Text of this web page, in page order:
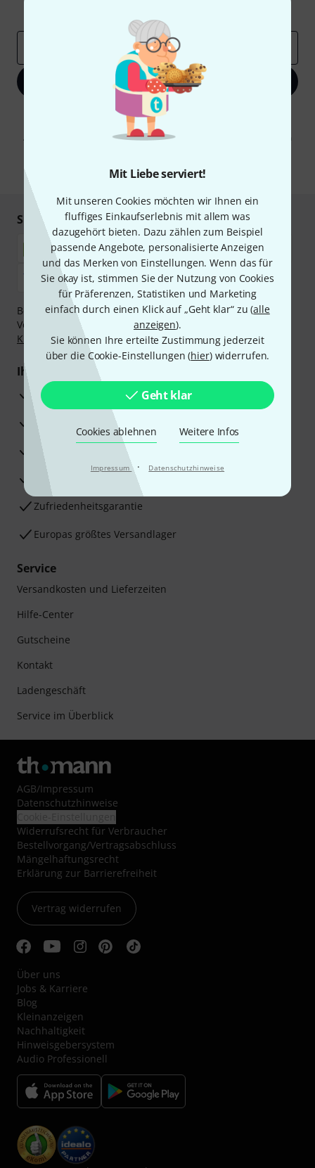
Mit Liebe serviert!
Mit unseren Cookies möchten wir Ihnen ein
fluffiges Einkaufserlebnis mit allem was
dazugehört bieten. Dazu zählen zum Beispiel
passende Angebote, personalisierte Anzeigen
und das Merken von Einstellungen. Wenn das für
Sie okay ist, stimmen Sie der Nutzung von Cookies
für Präferenzen, Statistiken und Marketing
einfach durch einen Klick auf „Geht klar“ zu (alle
anzeigen).
Sie können Ihre erteilte Zustimmung jederzeit
über die Cookie-Einstellungen (hier) widerrufen.
Geht klar
Cookies ablehnen Weitere Infos
Impressum · Datenschutzhinweise
Jetzt anmelden
Mit Klick auf „Jetzt anmelden“ stimmen Sie dem Erhalt von E-Mail-
Werbung und einer Messung des E-Mail-Nutzungsverhaltens zu. Die
Abmeldung ist jederzeit möglich. Weitere Informationen finden Sie in
* Pflichtfeld
Sicher einkaufen & bezahlen
Bezahlen Sie vertraulich und sicher per Nachnahme,
Vorkasse, PayPal, Amazon Pay,Klarna Sofort bezahlen
Klarna Ratenzahlungoder Kreditkarte.
Ihre Vorteile
3 Jahre Thomann Garantie
30 Tage Money-Back-Garantie
Beratung durch Fachexperten
Zufriedenheitsgarantie
Europas größtes Versandlager
Service
Versandkosten und Lieferzeiten
Hilfe-Center
Gutscheine
Kontakt
Ladengeschäft
Service im Überblick
AGB/Impressum
Datenschutzhinweise
Widerrufsrecht für Verbraucher
Bestellvorgang/Vertragsabschluss
Mängelhaftungsrecht
Erklärung zur Barrierefreiheit
Vertrag widerrufen
Über uns
Jobs & Karriere
Blog
Kleinanzeigen
Nachhaltigkeit
Hinweisgebersystem
Audio Professionell